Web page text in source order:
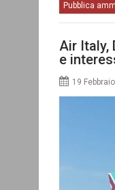
Pubblica
Air Italy,
e
19